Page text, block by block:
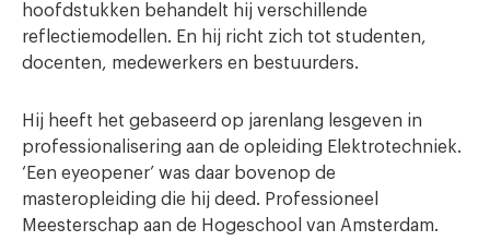
hoofdstukken behandelt hij verschillende
reflectiemodellen. En hij richt zich tot studenten,
docenten, medewerkers en bestuurders.
Hij heeft het gebaseerd op jarenlang lesgeven in
professionalisering aan de opleiding Elektrotechniek.
‘Een eyeopener’ was daar bovenop de
masteropleiding die hij deed. Professioneel
Meesterschap aan de Hogeschool van Amsterdam.